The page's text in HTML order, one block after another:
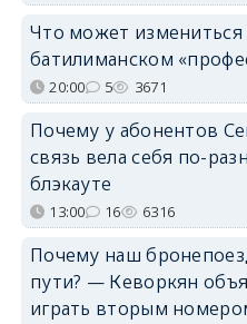
Что может измениться
батилиманском
20:00 5 3671
Почему у абонентов
связь вела себя по-
блэкауте
13:00 16 6316
Почему наш
пути? — Кеворкян
играть вторым